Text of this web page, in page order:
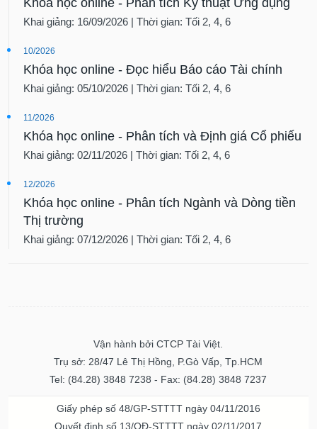
Khai giảng: 16/09/2026 | Thời gian: Tối 2, 4, 6
10/2026
Khóa học online - Đọc hiểu Báo cáo Tài chính
Khai giảng: 05/10/2026 | Thời gian: Tối 2, 4, 6
11/2026
Khóa học online - Phân tích và Định giá Cổ phiếu
Khai giảng: 02/11/2026 | Thời gian: Tối 2, 4, 6
12/2026
Khóa học online - Phân tích Ngành và Dòng tiền
Thị trường
Khai giảng: 07/12/2026 | Thời gian: Tối 2, 4, 6
Vận hành bởi CTCP Tài Việt.
Trụ sở: 28/47 Lê Thị Hồng, P.Gò Vấp, Tp.HCM
Tel: (84.28) 3848 7238 - Fax: (84.28) 3848 7237
Giấy phép số 48/GP-STTTT ngày 04/11/2016
Quyết định số 13/QĐ-STTTT ngày 02/11/2017